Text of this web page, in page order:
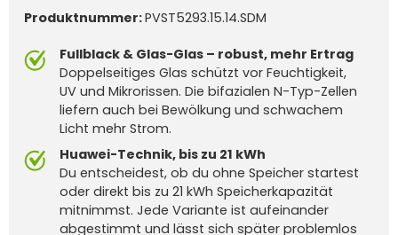
Produktnummer:PVST5293.15.14.SDM
Fullblack & Glas-Glas – robust, mehr Ertrag
Doppelseitiges Glas schützt vor Feuchtigkeit,
UV und Mikrorissen. Die bifazialen N-Typ-Zellen
liefern auch bei Bewölkung und schwachem
Licht mehr Strom.
Huawei-Technik, bis zu 21 kWh
Du entscheidest, ob du ohne Speicher startest
oder direkt bis zu 21 kWh Speicherkapazität
mitnimmst. Jede Variante ist aufeinander
abgestimmt und lässt sich später problemlos